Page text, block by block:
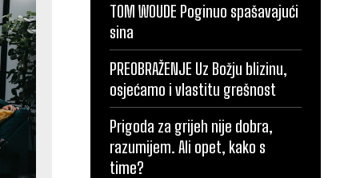
TOM WOUDE Poginuo spašavajući
sina
PREOBRAŽENJE Uz Božju blizinu,
osjećamo i vlastitu grešnost
Prigoda za grijeh nije dobra,
razumijem. Ali opet, kako s
time?